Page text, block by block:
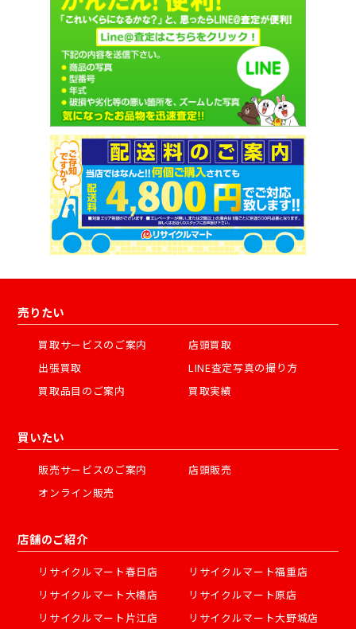
売りたい
買取サービスのご案内
店頭買取
出張買取
LINE査定写真の撮り方
買取品目のご案内
買取実績
買いたい
販売サービスのご案内
店頭販売
オンライン販売
店舗のご紹介
リサイクルマート春日店
リサイクルマート福重店
リサイクルマート大橋店
リサイクルマート原店
リサイクルマート片江店
リサイクルマート大野城店